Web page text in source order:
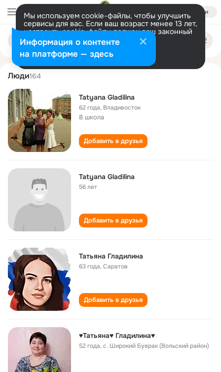
Войти
Мы используем cookie-файлы, чтобы улучшить
сервисы для вас. Если ваш возраст менее 13 лет,
настроить cookie-файлы должен ваш законный
представитель. Больше информации
Разрешить все Настроить
Поиск
людям
tatyana gladilina
Люди164
Tatyana Gladilina
62 года, Владивосток
8 школа
Добавить в друзья
Tatyana Gladilina
56 лет
Добавить в друзья
Татьяна Гладилина
63 года,Саратов
Добавить в друзья
♥Татьяна♥ Гладилина♥
52 года,с. Широкий Буерак (Вольский район)
Информация о контенте
на платформе — здесь